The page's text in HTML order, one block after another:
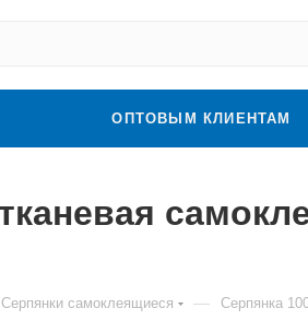
ОПТОВЫМ КЛИЕНТАМ
Серпянки самоклеящиеся — Серпянка